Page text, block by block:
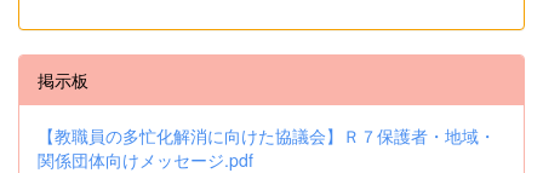
掲示板
【教職員の多忙化解消に向けた協議会】Ｒ７保護者・地域・
関係団体向けメッセージ.pdf